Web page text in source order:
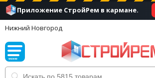
Приложение СтройРем в кармане.
Нижний Новгород